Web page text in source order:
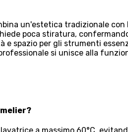
un'estetica tradizionale
poca stiratura,
e spazio per gli strumenti
si unisce alla